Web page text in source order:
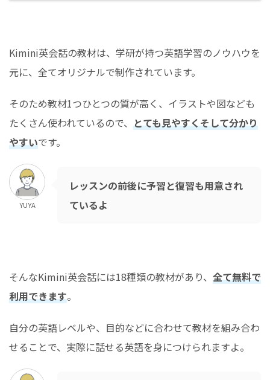
Kimini英会話の教材は、学研が持つ英語学習のノウハウを
元に、全てオリジナルで制作されています。
そのため教材1つひとつの質が高く、イラストや図なども
たくさん使われているので、 とても見やすくそして分かり
やすいです。
YUYA
レッスンの前後に予習と復習も用意され
ているよ
そんなKimini英会話には18種類の教材があり、 全て無料で
利用できます。
自分の英語レベルや、目的などに合わせて教材を組み合わ
せることで、実際に話せる英語を身につけられますよ。